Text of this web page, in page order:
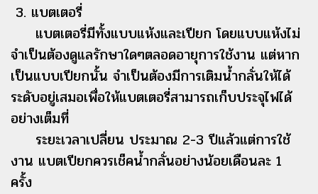
3. แบตเตอรี่
แบตเตอรี่มีทั้งแบบแห้งและเปียก โดยแบบแห้งไม่
จำเป็นต้องดูแลรักษาใดๆตลอดอายุการใช้งาน แต่หาก
เป็นแบบเปียกนั้น จำเป็นต้องมีการเติมน้ำกลั่นให้ได้
ระดับอยู่เสมอเพื่อให้แบตเตอรี่สามารถเก็บประจุไฟได้
อย่างเต็มที่
ระยะเวลาเปลี่ยน ประมาณ 2-3 ปีแล้วแต่การใช้
งาน แบตเปียกควรเช็คน้ำกลั่นอย่างน้อยเดือนละ 1
ครั้ง